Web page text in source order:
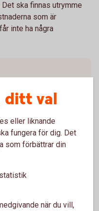
ska finnas utrymme
som är
inte ha några
- 16,09 % (senaste
sätts individuellt
låna och slå ihop lån. Du
ditt val
eller liknande
fungera för dig. Det
som förbättrar din
när du vill,